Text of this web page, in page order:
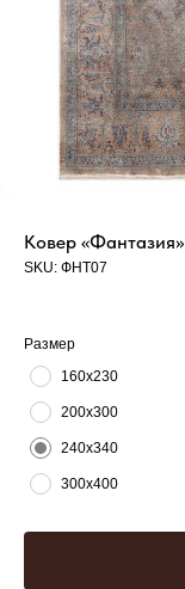
Ковер «Фантазия»
SKU: ФНТ07
Размер
160х230
200х300
240х340
300х400